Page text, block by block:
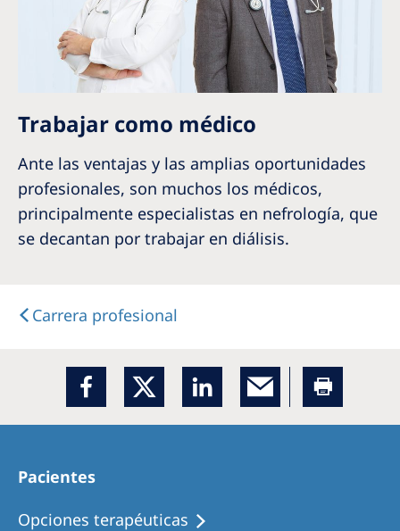
Trabajar como médico
Ante las ventajas y las amplias oportunidades
profesionales, son muchos los médicos,
principalmente especialistas en nefrología, que
se decantan por trabajar en diálisis.
Carrera profesional
Pacientes
Opciones terapéuticas